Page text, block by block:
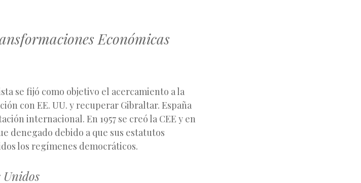
Económicas
se fijó como objetivo el acercamiento a la
con EE. UU. y recuperar Gibraltar. España
internacional. En 1957 se creó la CEE y en
denegado debido a que sus estatutos
los regímenes democráticos.
Unidos